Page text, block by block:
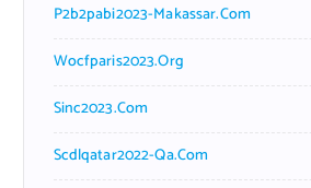
P2b2pabi2023-Makassar.com
Wocfparis2023.org
Sinc2023.com
Scdlqatar2022-Qa.com